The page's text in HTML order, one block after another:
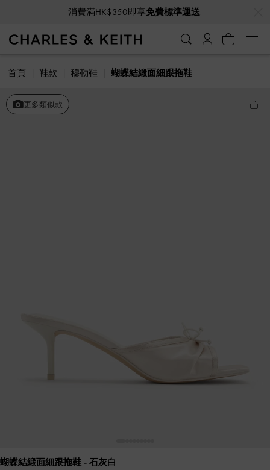
消費滿HK$350即享免費標準運送
首頁 鞋款 穆勒鞋 蝴蝶結緞面細跟拖鞋
更多類似款
蝴蝶結緞面細跟拖鞋 - 石灰白